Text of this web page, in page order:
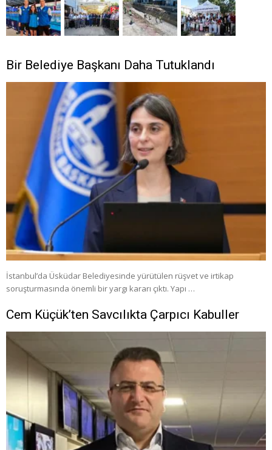
Bir Belediye Başkanı Daha Tutuklandı
İstanbul’da Üsküdar Belediyesinde yürütülen rüşvet ve irtikap
soruşturmasında önemli bir yargı kararı çıktı. Yapı …
Cem Küçük’ten Savcılıkta Çarpıcı Kabuller